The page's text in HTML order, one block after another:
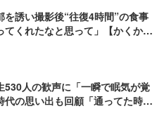
を誘い撮影後“往復4時間”の食事
てくれたなと思って」【かくかく
530人の歓声に「一瞬で眠気が覚
代の思い出も回顧「通ってた時に